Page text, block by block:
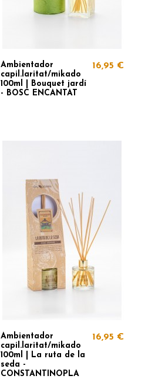
Ambientador
capil.laritat/mikado
100ml | Bouquet jardí
- BOSC ENCANTAT
16,95 €
Ambientador
capil.laritat/mikado
100ml | La ruta de la
seda -
CONSTANTINOPLA
16,95 €